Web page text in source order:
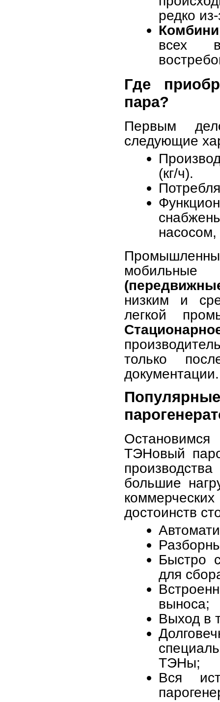
редко
всех
Где
пара?
Первым
следующие
(кг/ч).
насосом,
низким и
легкой
только
документации.
ТЭНовый
большие
достоинств
Быстро
для
выноса;
Выход в
ТЭНы;
Вся